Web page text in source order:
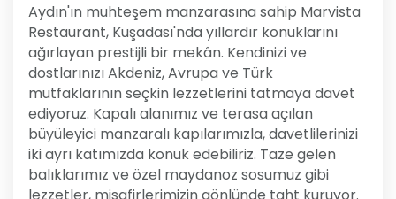
Aydın'ın muhteşem manzarasına sahip Marvista
Restaurant, Kuşadası'nda yıllardır konuklarını
ağırlayan prestijli bir mekân. Kendinizi ve
dostlarınızı Akdeniz, Avrupa ve Türk
mutfaklarının seçkin lezzetlerini tatmaya davet
ediyoruz. Kapalı alanımız ve terasa açılan
büyüleyici manzaralı kapılarımızla, davetlilerinizi
iki ayrı katımızda konuk edebiliriz. Taze gelen
balıklarımız ve özel maydanoz sosumuz gibi
lezzetler, misafirlerimizin gönlünde taht kuruyor.